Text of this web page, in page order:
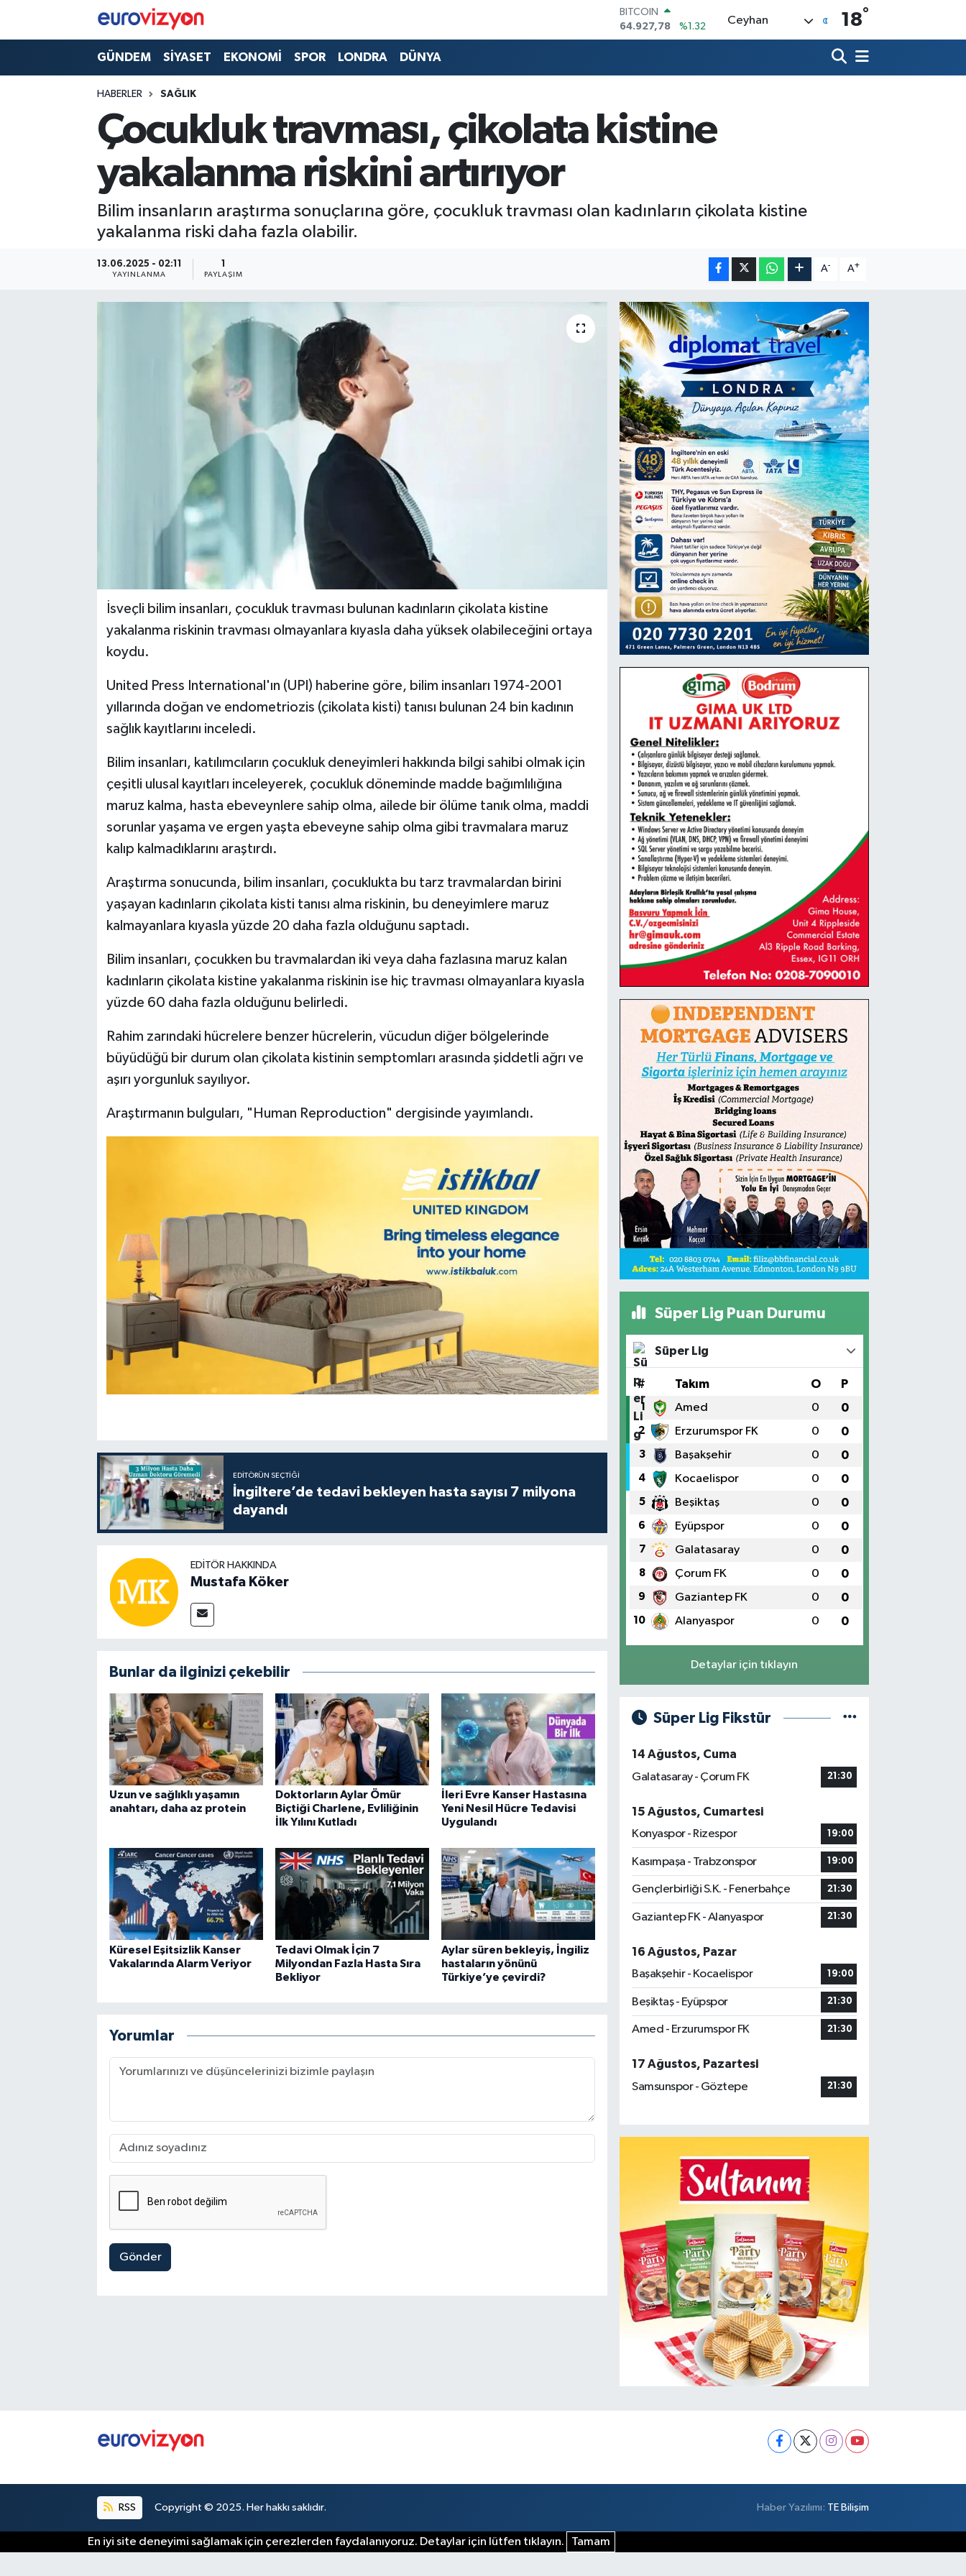
DOLAR
47,5894
%0.08
EURO
6508.83
%4.44
BİST100
13.703
%11
Ceyhan 18°
GÜNDEM SİYASET EKONOMİ SPOR LONDRA DÜNYA
HABERLER SAĞLIK
Çocukluk travması, çikolata kistine
yakalanma riskini artırıyor
Bilim insanların araştırma sonuçlarına göre, çocukluk travması olan kadınların çikolata kistine
yakalanma riski daha fazla olabilir.
13.06.2025 - 02:11
YAYINLANMA
1
PAYLAŞIM
A- A+
İsveçli bilim insanları, çocukluk travması bulunan kadınların çikolata kistine
yakalanma riskinin travması olmayanlara kıyasla daha yüksek olabileceğini ortaya
koydu.
United Press International'ın (UPI) haberine göre, bilim insanları 1974-2001
yıllarında doğan ve endometriozis (çikolata kisti) tanısı bulunan 24 bin kadının
sağlık kayıtlarını inceledi.
Bilim insanları, katılımcıların çocukluk deneyimleri hakkında bilgi sahibi olmak için
çeşitli ulusal kayıtları inceleyerek, çocukluk döneminde madde bağımlılığına
maruz kalma, hasta ebeveynlere sahip olma, ailede bir ölüme tanık olma, maddi
sorunlar yaşama ve ergen yaşta ebeveyne sahip olma gibi travmalara maruz
kalıp kalmadıklarını araştırdı.
Araştırma sonucunda, bilim insanları, çocuklukta bu tarz travmalardan birini
yaşayan kadınların çikolata kisti tanısı alma riskinin, bu deneyimlere maruz
kalmayanlara kıyasla yüzde 20 daha fazla olduğunu saptadı.
Bilim insanları, çocukken bu travmalardan iki veya daha fazlasına maruz kalan
kadınların çikolata kistine yakalanma riskinin ise hiç travması olmayanlara kıyasla
yüzde 60 daha fazla olduğunu belirledi.
Rahim zarındaki hücrelere benzer hücrelerin, vücudun diğer bölgelerinde
büyüdüğü bir durum olan çikolata kistinin semptomları arasında şiddetli ağrı ve
aşırı yorgunluk sayılıyor.
Araştırmanın bulguları, "Human Reproduction" dergisinde yayımlandı.
EDITÖRÜN SEÇTIĞI
İngiltere’de tedavi bekleyen hasta sayısı 7 milyona
dayandı
EDITÖR HAKKINDA
Mustafa Köker
Bunlar da ilginizi çekebilir
Uzun ve sağlıklı yaşamın
anahtarı, daha az protein
Doktorların Aylar Ömür
Biçtiği Charlene, Evliliğinin
İlk Yılını Kutladı
İleri Evre Kanser Hastasına
Yeni Nesil Hücre Tedavisi
Uygulandı
Küresel Eşitsizlik Kanser
Vakalarında Alarm Veriyor
Tedavi Olmak İçin 7
Milyondan Fazla Hasta Sıra
Bekliyor
Aylar süren bekleyiş, İngiliz
hastaların yönünü
Türkiye’ye çevirdi?
Yorumlar
Gönder
Süper Lig Puan Durumu
Süper Lig
# Takım O P
1 Amed 0 0
2 Erzurumspor FK 0 0
3 Başakşehir 0 0
4 Kocaelispor 0 0
5 Beşiktaş 0 0
6 Eyüpspor 0 0
7 Galatasaray 0 0
8 Çorum FK 0 0
9 Gaziantep FK 0 0
10 Alanyaspor 0 0
Detaylar için tıklayın
Süper Lig Fikstür
14 Ağustos, Cuma
Galatasaray - Çorum FK
21:30
15 Ağustos, Cumartesi
Konyaspor - Rizespor
19:00
Kasımpaşa - Trabzonspor 19:00
Gençlerbirliği S.K. - Fenerbahçe 21:30
Gaziantep FK - Alanyaspor 21:30
16 Ağustos, Pazar
Başakşehir - Kocaelispor
19:00
Beşiktaş - Eyüpspor 21:30
Amed - Erzurumspor FK 21:30
17 Ağustos, Pazartesi
Samsunspor - Göztepe
21:30
RSS Copyright © 2025. Her hakkı saklıdır. Haber Yazılımı: TE Bilişim
En iyi site deneyimi sağlamak için çerezlerden faydalanıyoruz. Detaylar için lütfen tıklayın. Tamam